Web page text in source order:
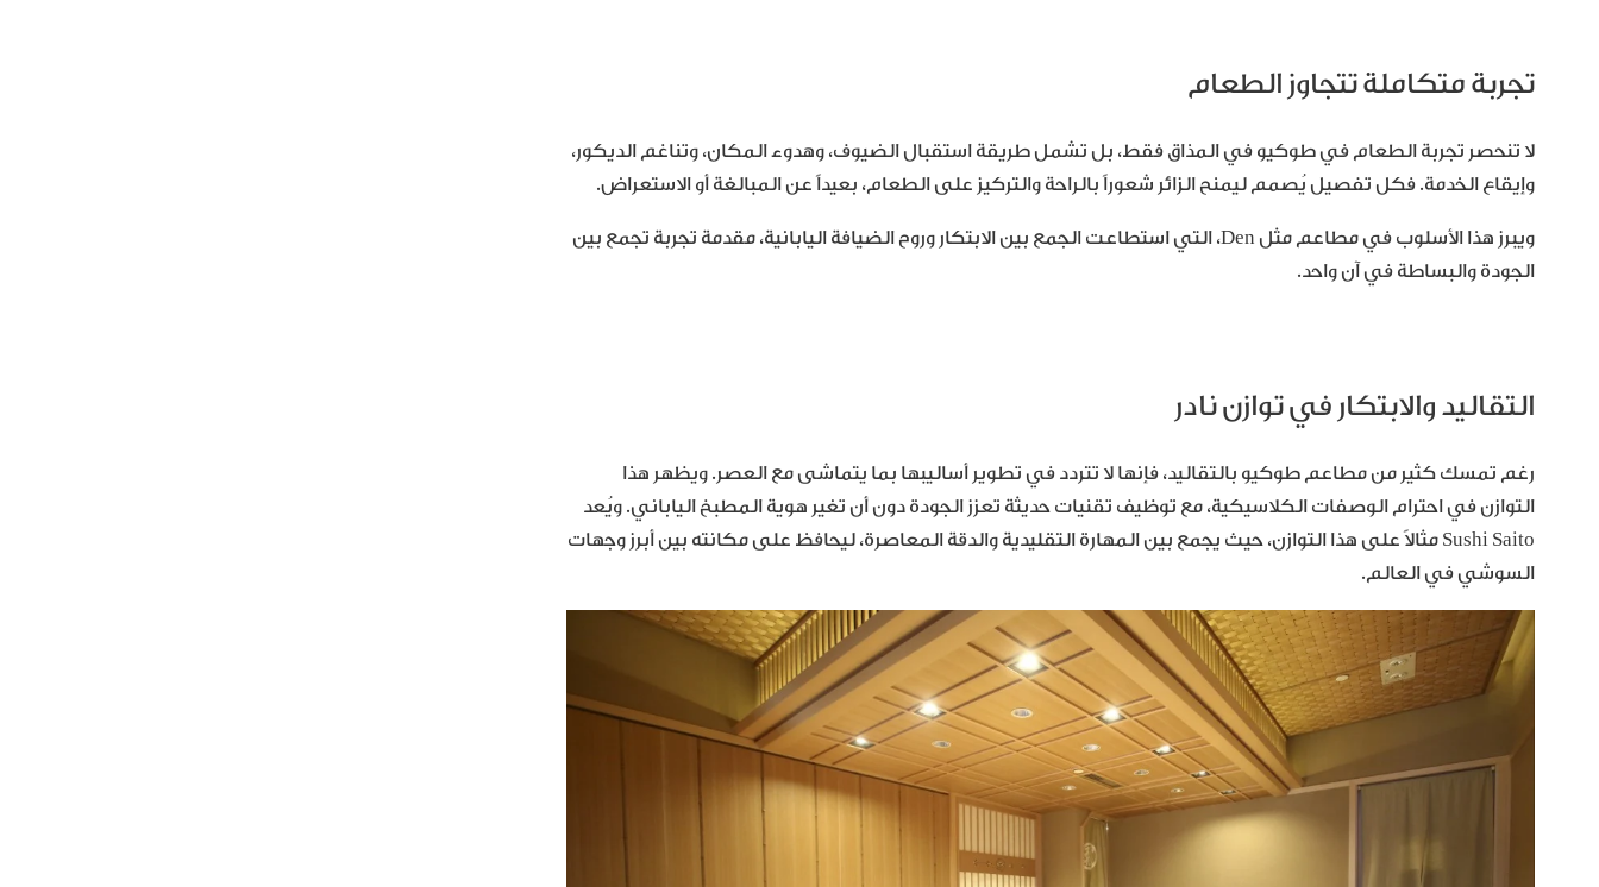
تجربة متكاملة تتجاوز الطعام
لا تنحصر تجربة الطعام في طوكيو في المذاق فقط، بل تشمل طريقة استقبال الضيوف، وهدوء المكان، وتناغم الديكور،
وإيقاع الخدمة. فكل تفصيل يُصمم ليمنح الزائر شعوراً بالراحة والتركيز على الطعام، بعيداً عن المبالغة أو الاستعراض.
ويبرز هذا الأسلوب في مطاعم مثل Den، التي استطاعت الجمع بين الابتكار وروح الضيافة اليابانية، مقدمة تجربة تجمع بين
الجودة والبساطة في آن واحد.
التقاليد والابتكار في توازن نادر
رغم تمسك كثير من مطاعم طوكيو بالتقاليد، فإنها لا تتردد في تطوير أساليبها بما يتماشى مع العصر. ويظهر هذا
التوازن في احترام الوصفات الكلاسيكية، مع توظيف تقنيات حديثة تعزز الجودة دون أن تغير هوية المطبخ الياباني. ويُعد
Sushi Saito مثالاً على هذا التوازن، حيث يجمع بين المهارة التقليدية والدقة المعاصرة، ليحافظ على مكانته بين أبرز وجهات
السوشي في العالم.